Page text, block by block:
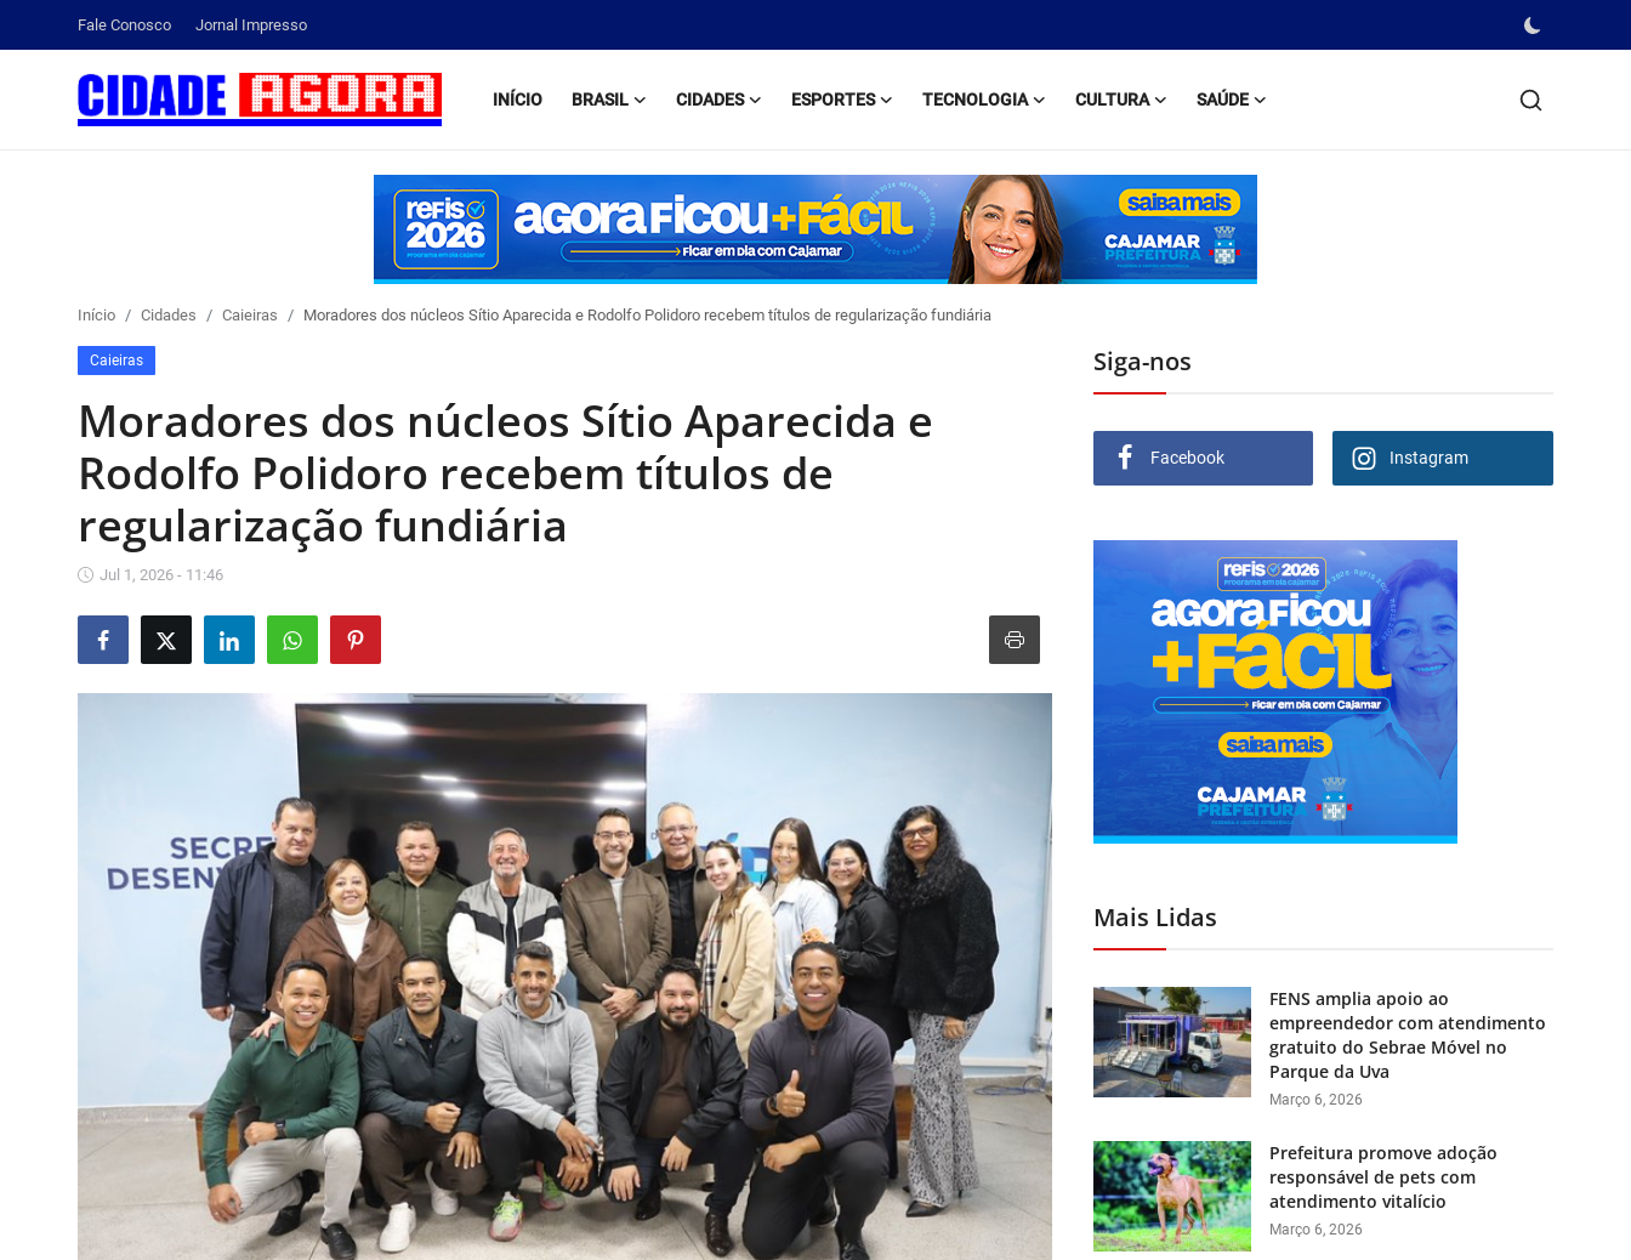
Fale Conosco Jornal Impresso
INÍCIO BRASIL CIDADES ESPORTES TECNOLOGIA CULTURA SAÚDE
Tecnologia
Cultura
Início Cidades Caieiras Moradores dos núcleos Sítio Aparecida e Rodolfo Polidoro recebem títulos de regularização fundiária
Caieiras
Moradores dos núcleos Sítio Aparecida e
Rodolfo Polidoro recebem títulos de
regularização fundiária
Jul 1, 2026 - 11:46
Siga-nos
Facebook Instagram
Mais Lidas
FENS amplia apoio ao
empreendedor com atendimento
gratuito do Sebrae Móvel no
Parque da Uva
Março 6, 2026
Prefeitura promove adoção
responsável de pets com
atendimento vitalício
Março 6, 2026